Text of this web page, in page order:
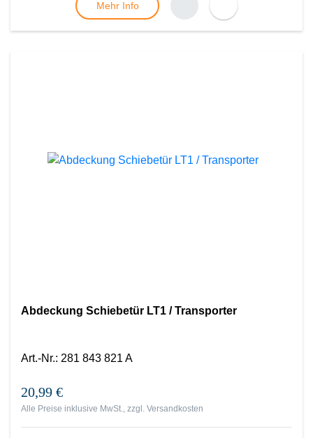
Mehr Info
Abdeckung Schiebetür LT1 / Transporter
Art.-Nr.: 281 843 821 A
20,99 €
Alle Preise inklusive MwSt., zzgl. Versandkosten